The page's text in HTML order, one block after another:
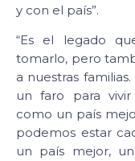
y con el país”.
“Es el legado
tomarlo, pero
a nuestras
un faro para
como un país
podemos estar
un país mejor,